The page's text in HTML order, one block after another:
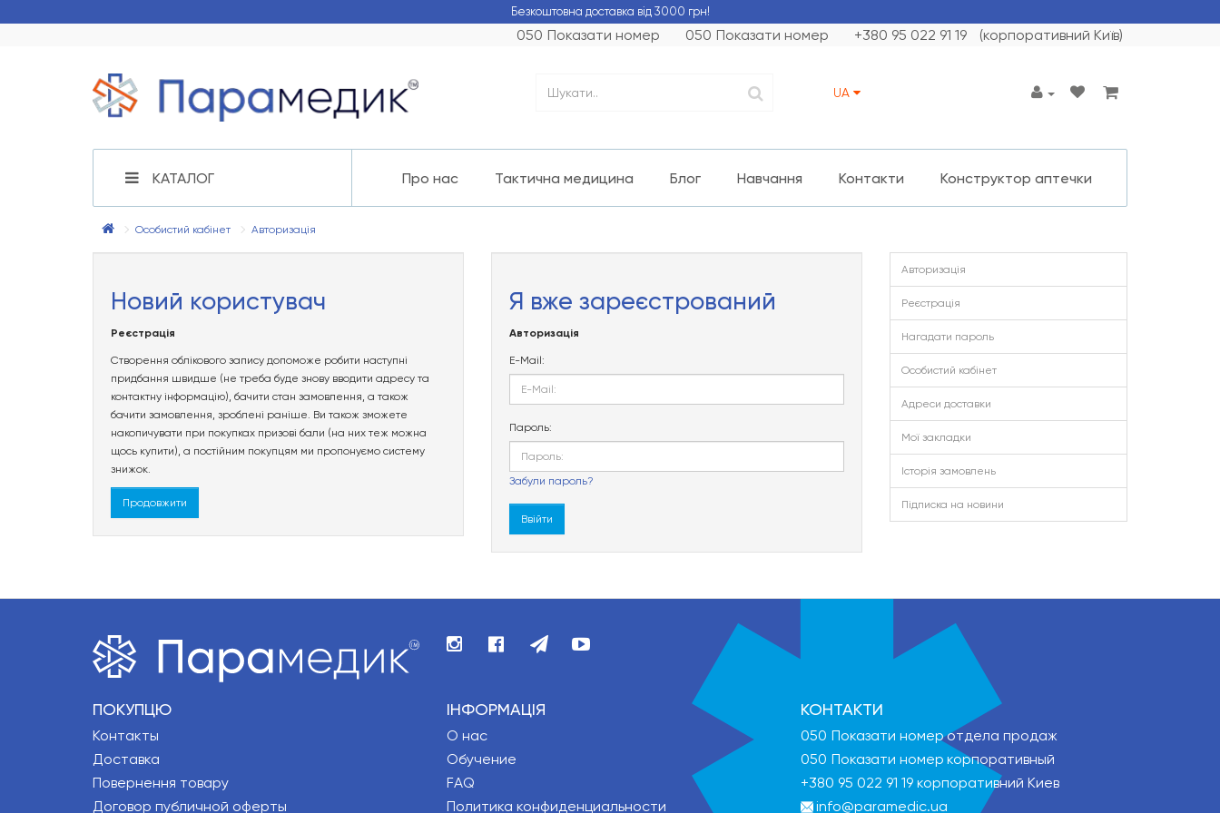
Безкоштовна доставка від 3000 грн!
050 Показати номер 050 Показати номер +380 95 022 91 19 (корпоративний Київ)
UA
КАТАЛОГ Про нас Тактична медицина Блог Навчання Контакти Конструктор аптечки
Особистий кабінет Авторизація
Новий користувач
Реєстрація
Створення облікового запису допоможе робити наступні
придбання швидше (не треба буде знову вводити адресу та
контактну інформацію), бачити стан замовлення, а також
бачити замовлення, зроблені раніше. Ви також зможете
накопичувати при покупках призові бали (на них теж можна
щось купити), а постійним покупцям ми пропонуємо систему
знижок.
Продовжити
Я вже зареєстрований
Авторизація
E-Mail:
Пароль:
Забули пароль?
Авторизація
Реєстрація
Нагадати пароль
Особистий кабінет
Адреси доставки
Мої закладки
Історія замовлень
Підписка на новини
ПОКУПЦЮ
Контакты
Доставка
Повернення товару
Договор публичной оферты
ІНФОРМАЦІЯ
О нас
Обучение
FAQ
Политика конфиденциальности
КОНТАКТИ
050 Показати номеротдела продаж
050 Показати номер корпоративный
+380 95 022 91 19 корпоративний Киев
info@paramedic.ua